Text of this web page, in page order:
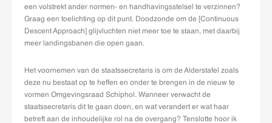
een volstrekt ander normen- en handhavingsstelsel te verzinnen?
Graag een toelichting op dit punt. Doodzonde om de [Continuous
Descent Approach] glijvluchten niet meer toe te staan, met daarbij
meer landingsbanen die open gaan.
Het voornemen van de staatssecretaris is om de Alderstafel zoals
deze nu bestaat op te heffen en onder te brengen in de nieuw te
vormen Omgevingsraad Schiphol. Wanneer verwacht de
staatssecretaris dit te gaan doen, en wat verandert er wat haar
betreft aan de inhoudelijke rol na de overgang? Tenslotte hoor ik